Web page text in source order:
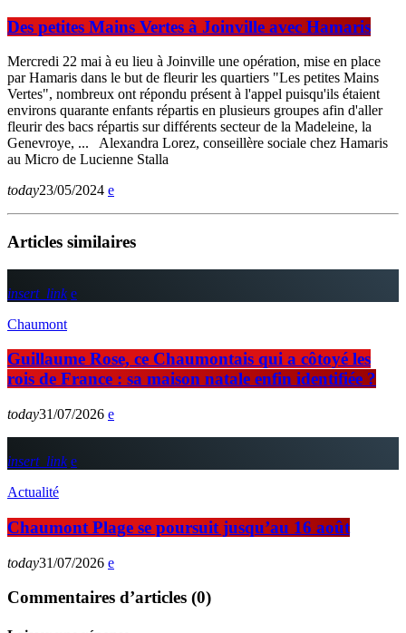
Des petites Mains Vertes à Joinville avec Hamaris
Mercredi 22 mai à eu lieu à Joinville une opération, mise en place
par Hamaris dans le but de fleurir les quartiers "Les petites Mains
Vertes", nombreux ont répondu présent à l'appel puisqu'ils étaient
environs quarante enfants répartis en plusieurs groupes afin d'aller
fleurir des bacs répartis sur différents secteur de la Madeleine, la
Genevroye, ... Alexandra Lorez, conseillère sociale chez Hamaris
au Micro de Lucienne Stalla
today23/05/2024
Articles similaires
insert_link
Chaumont
Guillaume Rose, ce Chaumontais qui a côtoyé les
rois de France : sa maison natale enfin identifiée ?
today31/07/2026
insert_link
Actualité
Chaumont Plage se poursuit jusqu’au 16 août
today31/07/2026
Commentaires d’articles (0)